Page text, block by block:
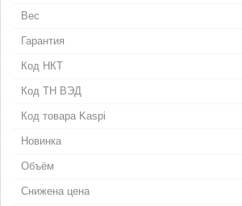
Вес
Гарантия
Код НКТ
Код ТН ВЭД
Код товара Kaspi
Новинка
Объём
Снижена цена